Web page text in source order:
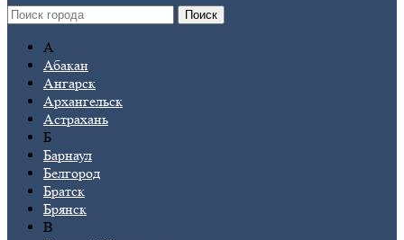
Поиск
А
Абакан
Ангарск
Архангельск
Астрахань
Б
Барнаул
Белгород
Братск
Брянск
В